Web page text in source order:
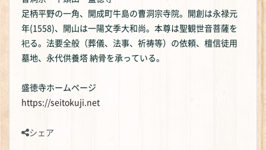
足柄平野の一角、開成町牛島の曹洞宗寺院。開創は永禄元
年(1558)、開山は一陽文季大和尚。本尊は聖観世音菩薩を
祀る。法要全般（葬儀、法事、祈祷等）の依頼、檀信徒用
墓地、永代供養塔 納骨を承っている。
盛徳寺ホームページ
https://seitokuji.net
シェア